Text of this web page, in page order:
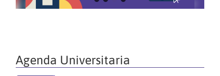
Agenda Universitaria